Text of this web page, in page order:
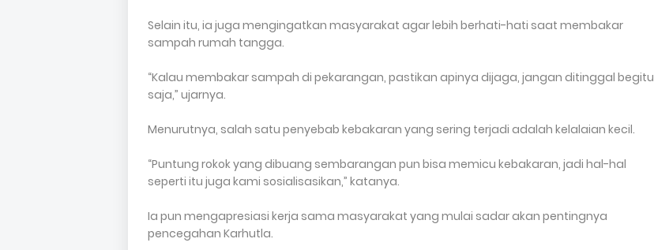
Selain itu, ia juga mengingatkan masyarakat agar lebih berhati-hati saat membakar
sampah rumah tangga.
“Kalau membakar sampah di pekarangan, pastikan apinya dijaga, jangan ditinggal begitu
saja,” ujarnya.
Menurutnya, salah satu penyebab kebakaran yang sering terjadi adalah kelalaian kecil.
“Puntung rokok yang dibuang sembarangan pun bisa memicu kebakaran, jadi hal-hal
seperti itu juga kami sosialisasikan,” katanya.
Ia pun mengapresiasi kerja sama masyarakat yang mulai sadar akan pentingnya
pencegahan Karhutla.